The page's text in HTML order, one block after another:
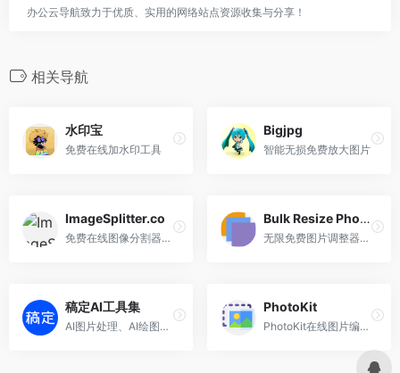
办公云导航致力于优质、实用的网络站点资源收集与分享！
相关导航
水印宝
免费在线加水印工具
Bigjpg
智能无损免费放大图片
ImageSplitter.co
免费在线图像分割器，轻松将图像拆分为多个部分
Bulk Resize Photos
无限免费图片调整器。调整一张或多张图片的大小。无需账户；仅提供方便且免费的在线图片调整。
稿定AI工具集
AI图片处理、AI绘图等一站式AI图像创作和设计平台；
PhotoKit
PhotoKit在线图片编辑器